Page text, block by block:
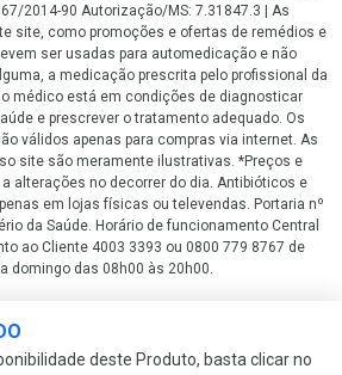
deste Produto, basta clicar no
2014-90 Autorização/MS: 7.31847.3 | As
site, como promoções e ofertas de remédios e
ser usadas para automedicação e não
a medicação prescrita pelo profissional da
médico está em condições de diagnosticar
e prescrever o tratamento adequado. Os
válidos apenas para compras via internet. As
site são meramente ilustrativas. *Preços e
alterações no decorrer do dia. Antibióticos e
em lojas físicas ou televendas. Portaria nº
da Saúde. Horário de funcionamento Central
ao Cliente 4003 3393 ou 0800 779 8767 de
domingo das 08h00 às 20h00.